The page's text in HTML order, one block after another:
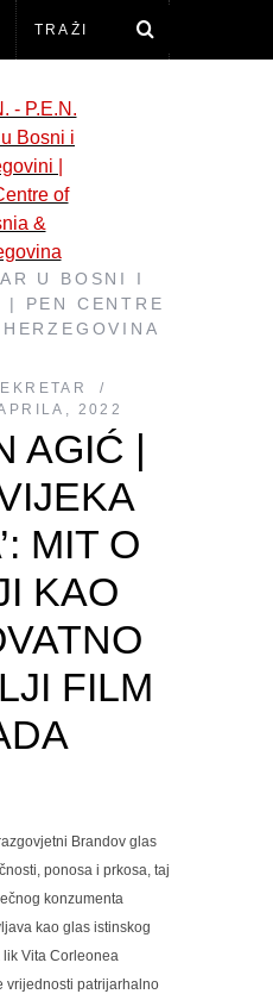
U BOSNI I
| PEN CENTRE
2022
AGIĆ |
MIT O
KAO
FILM
Brandov glas
ponosa i prkosa, taj
konzumenta
kao glas istinskog
Vita Corleonea
vrijednosti patrijarhalno